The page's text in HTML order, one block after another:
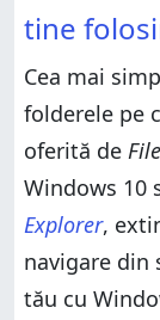
Gestionare
linia de
sau
Cum faci ca
partajate?
tine
Cea mai
folderele pe
oferită de
Windows 10
Explorer,
navigare din
tău cu